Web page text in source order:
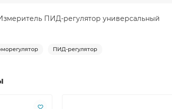
ПИД-регулятор универсальный
ПИД-регулятор